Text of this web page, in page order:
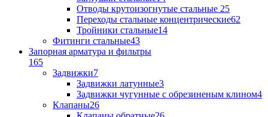
Отводы крутоизогнутые стальные 25
Переходы стальные концентрические62
Тройники стальные14
Фитинги стальные43
Запорная арматура и фильтры
165
Задвижки7
Задвижки латунные3
Задвижки чугунные с обрезиненым клином4
Клапаны26